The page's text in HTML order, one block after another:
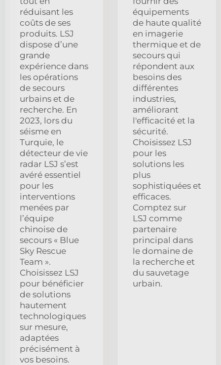
réduisant les
coûts de ses
produits. LSJ
dispose d’une
grande
expérience dans
les opérations
de secours
urbains et de
recherche. En
2023, lors du
séisme en
Turquie, le
détecteur de vie
radar LSJ s’est
avéré essentiel
pour les
interventions
menées par
l’équipe
chinoise de
secours « Blue
Sky Rescue
Team ».
Choisissez LSJ
pour bénéficier
de solutions
hautement
technologiques
sur mesure,
adaptées
précisément à
vos besoins.
équipements
de haute qualité
en imagerie
thermique et de
secours qui
répondent aux
besoins des
différentes
industries,
améliorant
l'efficacité et la
sécurité.
Choisissez LSJ
pour les
solutions les
plus
sophistiquées et
efficaces.
Comptez sur
LSJ comme
partenaire
principal dans
le domaine de
la recherche et
du sauvetage
urbain.